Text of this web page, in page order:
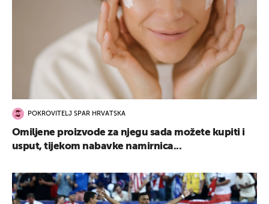
POKROVITELJ SPAR HRVATSKA
Omiljene proizvode za njegu sada možete kupiti i
usput, tijekom nabavke namirnica...